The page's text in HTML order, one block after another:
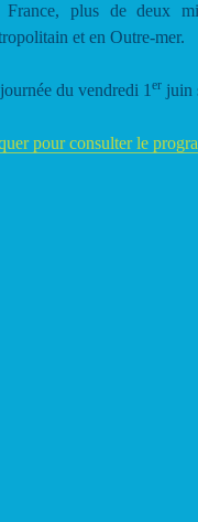
France, plus de deux
et en Outre-mer.
du vendredi 1 er juin
pour consulter le